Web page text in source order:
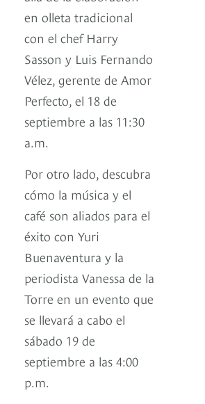
en olleta tradicional
con el chef Harry
Sasson y Luis Fernando
Vélez, gerente de Amor
Perfecto, el 18 de
septiembre a las 11:30
a.m.
Por otro lado, descubra
cómo la música y el
café son aliados para el
éxito con Yuri
Buenaventura y la
periodista Vanessa de la
Torre en un evento que
se llevará a cabo el
sábado 19 de
septiembre a las 4:00
p.m.